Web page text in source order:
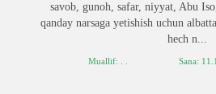
savob, gunoh, safar, niyyat, Abu
qanday narsaga yetishish uchun
hech n...
Muallif: . . Sana: